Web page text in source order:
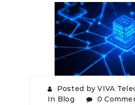
Posted by VIVA
In Blog 0